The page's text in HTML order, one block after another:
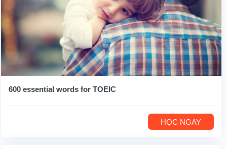
600 essential words for TOEIC
HỌC NGAY